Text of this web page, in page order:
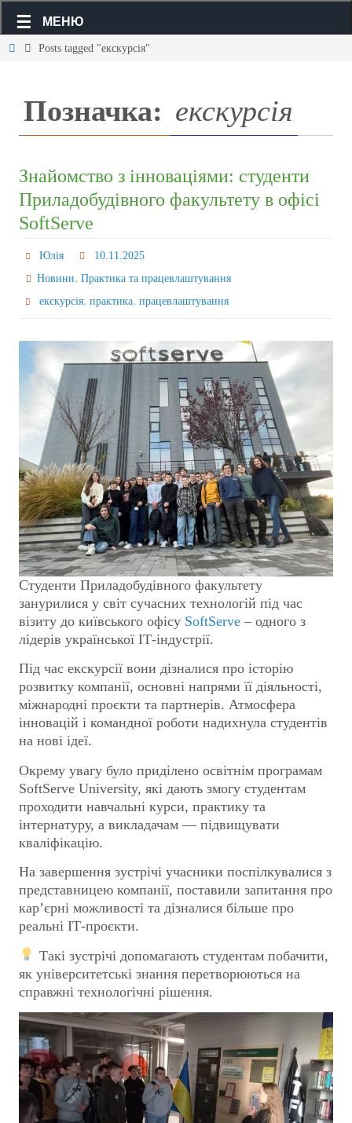
МЕНЮ
Posts tagged "екскурсія"
Позначка: екскурсія
Знайомство з інноваціями: студенти
Приладобудівного факультету в офісі
SoftServe
Юлія
10.11.2025
Новини,Практика та працевлаштування
екскурсія,практика,працевлаштування
Студенти Приладобудівного факультету
занурилися у світ сучасних технологій під час
візиту до київського офісу SoftServe – одного з
лідерів української ІТ-індустрії.
Під час екскурсії вони дізналися про історію
розвитку компанії, основні напрями її діяльності,
міжнародні проєкти та партнерів. Атмосфера
інновацій і командної роботи надихнула студентів
на нові ідеї.
Окрему увагу було приділено освітнім програмам
SoftServe University, які дають змогу студентам
проходити навчальні курси, практику та
інтернатуру, а викладачам — підвищувати
кваліфікацію.
На завершення зустрічі учасники поспілкувалися з
представницею компанії, поставили запитання про
кар’єрні можливості та дізналися більше про
реальні ІТ-проєкти.
Такі зустрічі допомагають студентам побачити,
як університетські знання перетворюються на
справжні технологічні рішення.